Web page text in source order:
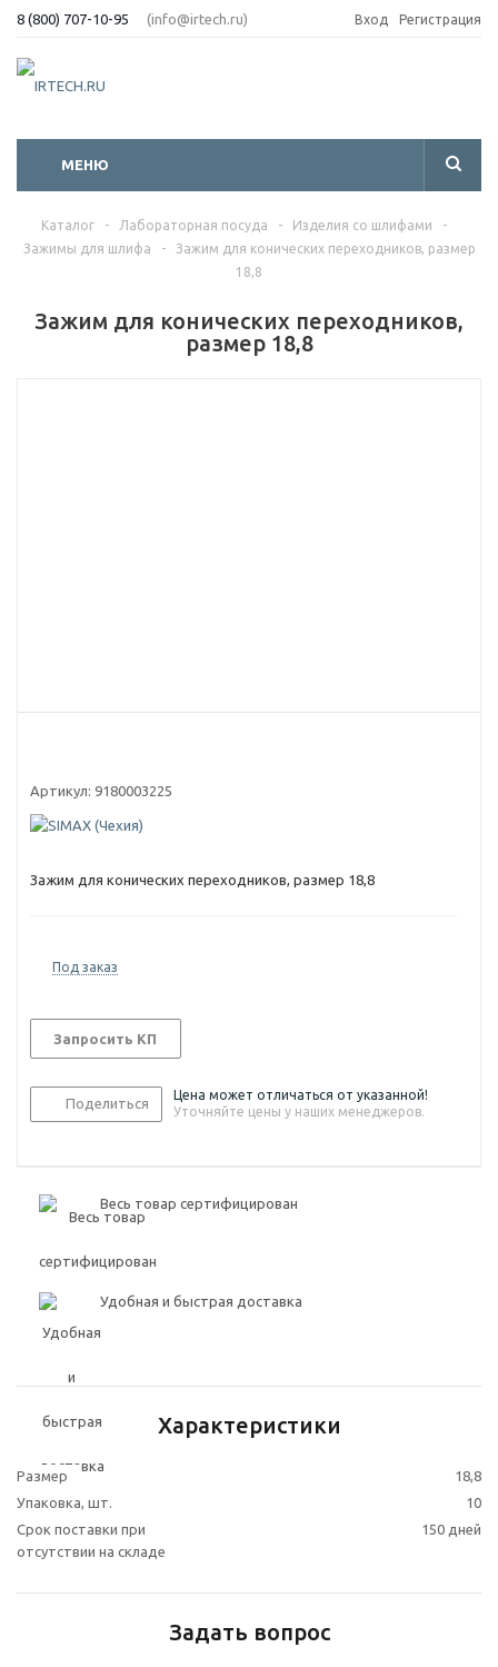
8 (800) 707-10-95 (info@irtech.ru) Вход Регистрация
МЕНЮ
Каталог - Лабораторная посуда - Изделия со шлифами
-
Зажимы для шлифа
-
Зажим для конических переходников, размер
18,8
Зажим для конических переходников,
размер 18,8
Артикул: 9180003225
Зажим для конических переходников, размер 18,8
Под заказ
Запросить КП
Поделиться
Цена может отличаться от указанной!
Уточняйте цены у наших менеджеров.
Весь товар сертифицирован
Удобная и быстрая доставка
Характеристики
Размер
18,8
Упаковка, шт.
10
Срок поставки при
отсутствии на складе
150 дней
Задать вопрос